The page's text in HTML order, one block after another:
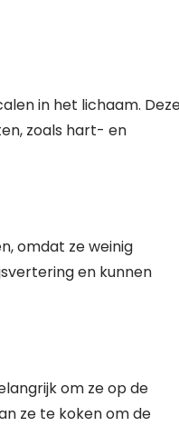
in het lichaam.
zoals hart- en
omdat ze weinig
en kunnen
om ze op de
ze te koken om de